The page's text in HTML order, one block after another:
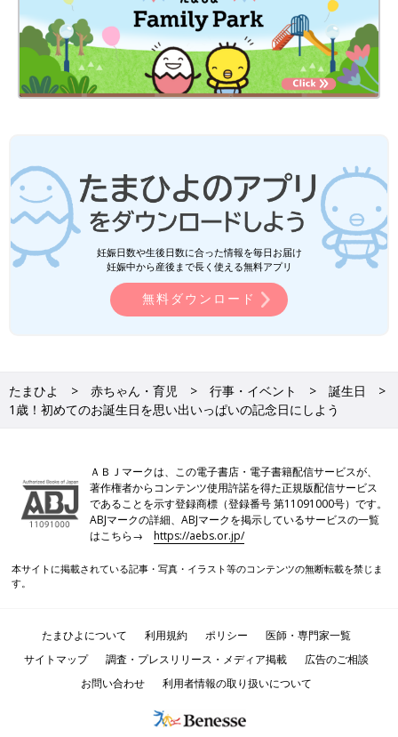
妊娠日数や生後日数に合った情報を毎日お届け
妊娠中から産後まで長く使える無料アプリ
無料ダウンロード
たまひよ 赤ちゃん・育児 行事・イベント
誕生日
1歳！初めてのお誕生日を思い出いっぱいの記念日にしよう
ＡＢＪマークは、この電子書店・電子書籍配信サービスが、
著作権者からコンテンツ使用許諾を得た正規版配信サービス
であることを示す登録商標（登録番号 第11091000号）です。
ABJマークの詳細、ABJマークを掲示しているサービスの一覧
はこちら→https://aebs.or.jp/
本サイトに掲載されている記事・写真・イラスト等のコンテンツの無断転載を禁じま
す。
たまひよについて 利用規約 ポリシー
医師・専門家一覧
サイトマップ
調査・プレスリリース・メディア掲載
広告のご相談
お問い合わせ
利用者情報の取り扱いについて